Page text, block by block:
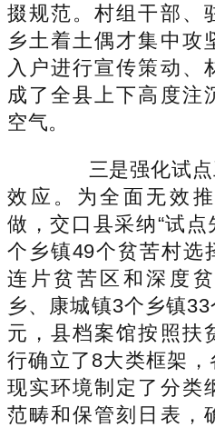
掇规范。村组干部、
乡土着土偶才集中攻
入户进行宣传策动、
成了全县上下高度注
空气。
三是强化试点
效应。为全面无效
做，交口县采纳“试
个乡镇49个贫苦村选
连片贫苦区和深度
乡、康城镇3个乡镇
元，县档案馆按照扶
行确立了8大类框架
现实环境制定了分类
范畴和保管刻日表，